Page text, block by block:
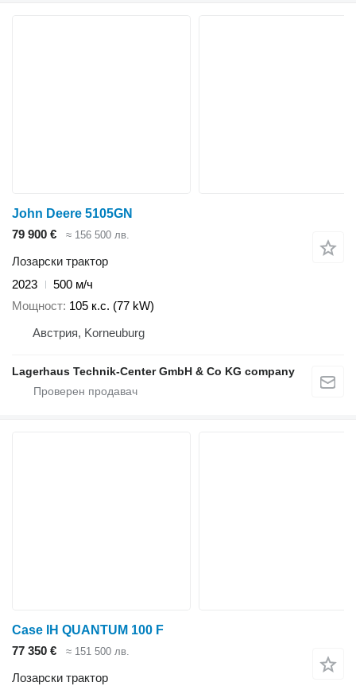
John Deere 5105GN
79 900 €
≈ 156 500 лв.
Лозарски трактор
2023
500 м/ч
Мощност 105 к.с. (77 kW)
Австрия, Korneuburg
Lagerhaus Technik-Center GmbH & Co KG company
Case IH QUANTUM 100 F
77 350 €
≈ 151 500 лв.
Лозарски трактор